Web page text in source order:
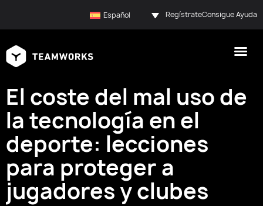
Español RegístrateConsigue Ayuda
El coste del mal uso de
la tecnología en el
deporte: lecciones
para proteger a
jugadores y clubes